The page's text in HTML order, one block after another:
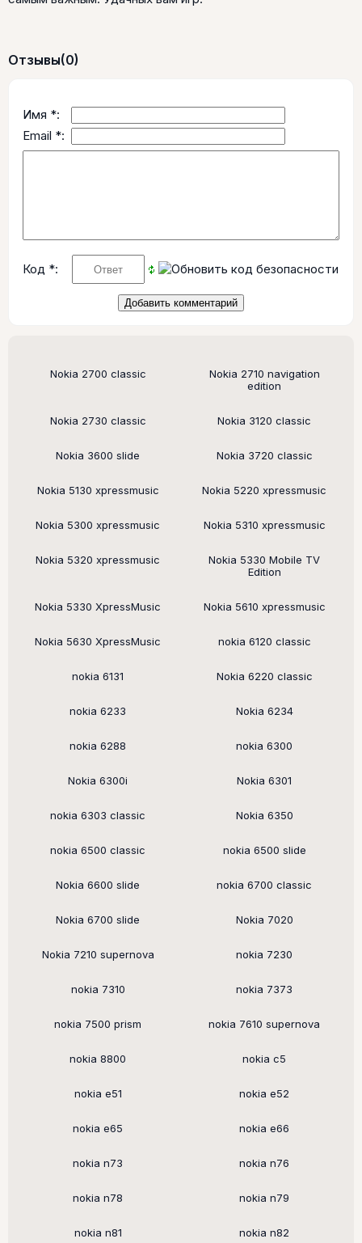
Отзывы(0)
Имя *:
Email *:
Код *:
Поддерживаемые модели
Nokia 2700 classic
Nokia 2710 navigation
edition
Nokia 2730 classic Nokia 3120 classic
Nokia 3600 slide Nokia 3720 classic
Nokia 5130 xpressmusic Nokia 5220 xpressmusic
Nokia 5300 xpressmusic Nokia 5310 xpressmusic
Nokia 5320 xpressmusic
Nokia 5330 Mobile TV
Edition
Nokia 5330 XpressMusic Nokia 5610 xpressmusic
Nokia 5630 XpressMusic nokia 6120 classic
nokia 6131 Nokia 6220 classic
nokia 6233 Nokia 6234
nokia 6288 nokia 6300
Nokia 6300i Nokia 6301
nokia 6303 classic Nokia 6350
nokia 6500 classic nokia 6500 slide
Nokia 6600 slide nokia 6700 classic
Nokia 6700 slide Nokia 7020
Nokia 7210 supernova nokia 7230
nokia 7310 nokia 7373
nokia 7500 prism nokia 7610 supernova
nokia 8800 nokia c5
nokia e51 nokia e52
nokia e65 nokia e66
nokia n73 nokia n76
nokia n78 nokia n79
nokia n81 nokia n82